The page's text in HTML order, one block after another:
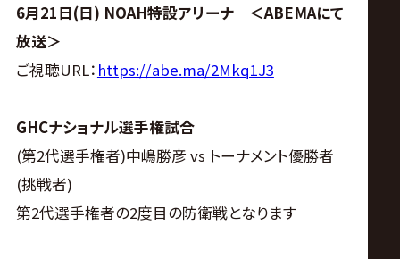
6月21日(日) NOAH特設アリーナ ＜ABEMAにて
放送＞
ご視聴URL： https://abe.ma/2Mkq1J3
GHCナショナル選手権試合
(第2代選手権者)中嶋勝彦 vs トーナメント優勝者
(挑戦者)
第2代選手権者の2度目の防衛戦となります